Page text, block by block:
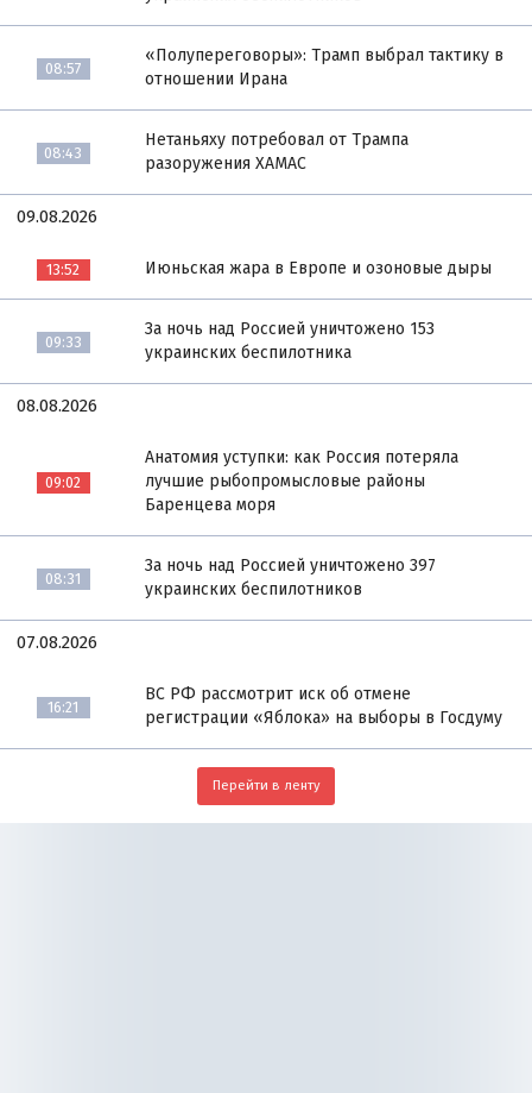
08:57
«Полупереговоры»: Трамп выбрал тактику в
отношении Ирана
08:43
Нетаньяху потребовал от Трампа
разоружения ХАМАС
09.08.2026
13:52 Июньская жара в Европе и озоновые дыры
09:33
За ночь над Россией уничтожено 153
украинских беспилотника
08.08.2026
09:02
Анатомия уступки: как Россия потеряла
лучшие рыбопромысловые районы
Баренцева моря
08:31
За ночь над Россией уничтожено 397
украинских беспилотников
07.08.2026
16:21
ВС РФ рассмотрит иск об отмене
регистрации «Яблока» на выборы в Госдуму
Перейти в ленту